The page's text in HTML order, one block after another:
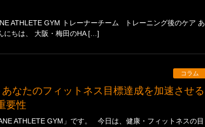
ATHLETE GYM トレーナーチーム トレーニング後のケア あ
にちは、 大阪・梅田のHA […]
コラム
要性
ATHLETE GYM」です。 今日は、健康・フィットネスの目